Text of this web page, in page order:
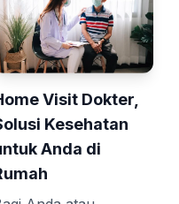
Visit Dokter,
Kesehatan
Anda di